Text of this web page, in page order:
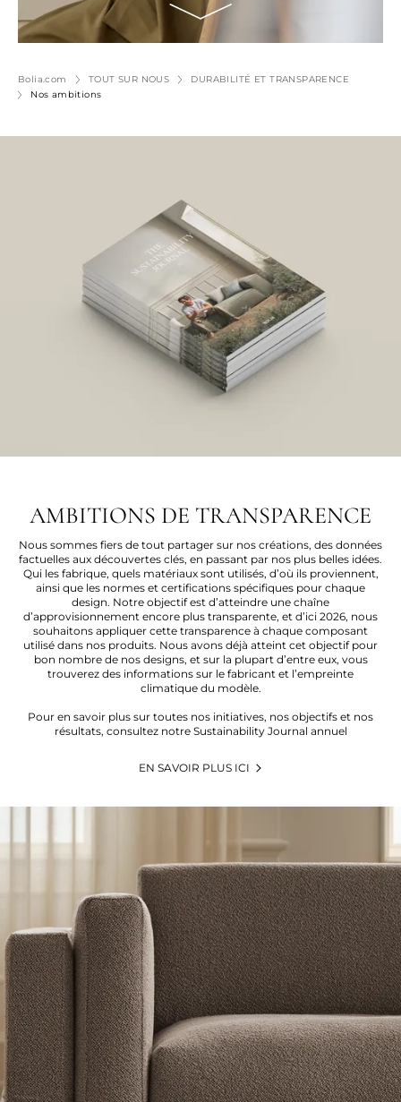
Bolia.com TOUT SUR NOUS
DURABILITÉ ET TRANSPARENCE
Nos ambitions
AMBITIONS DE TRANSPARENCE
Nous sommes fiers de tout partager sur nos créations, des données
factuelles aux découvertes clés, en passant par nos plus belles idées.
Qui les fabrique, quels matériaux sont utilisés, d’où ils proviennent,
ainsi que les normes et certifications spécifiques pour chaque
design. Notre objectif est d’atteindre une chaîne
d’approvisionnement encore plus transparente, et d’ici 2026, nous
souhaitons appliquer cette transparence à chaque composant
utilisé dans nos produits. Nous avons déjà atteint cet objectif pour
bon nombre de nos designs, et sur la plupart d’entre eux, vous
trouverez des informations sur le fabricant et l’empreinte
climatique du modèle.
Pour en savoir plus sur toutes nos initiatives, nos objectifs et nos
résultats, consultez notre Sustainability Journal annuel
EN SAVOIR PLUS ICI